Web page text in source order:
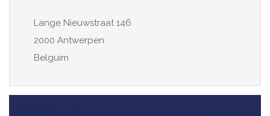
Lange Nieuwstraat 146
2000 Antwerpen
Belguim